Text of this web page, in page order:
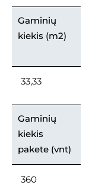
Gaminių
kiekis (m2)
33,33
Gaminių
kiekis
pakete (vnt)
360